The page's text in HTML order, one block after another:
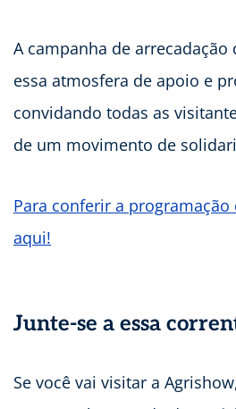
A campanha de arrecadação
essa atmosfera de apoio e
convidando todas as
de um movimento de
Para conferir a
aqui!
Junte-se a essa
Se você vai visitar a